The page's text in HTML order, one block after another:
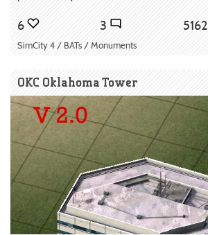
6 3 5162
SimCity 4 / BATs / Monuments
OKC Oklahoma Tower